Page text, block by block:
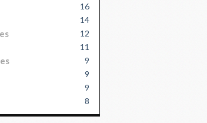
16
14
12
11
9
9
9
8